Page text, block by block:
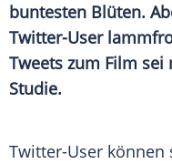
buntesten Blüten.
Twitter-User
Tweets zum Film sei
Studie.
Twitter-User können